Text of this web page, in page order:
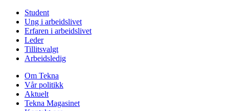
Student
Ung i arbeidslivet
Erfaren i arbeidslivet
Leder
Tillitsvalgt
Arbeidsledig
Om Tekna
Vår politikk
Aktuelt
Tekna Magasinet